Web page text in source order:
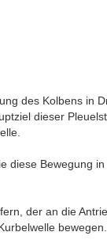
des Kolbens in
dieser
diese Bewegung
der an die
bewegen.